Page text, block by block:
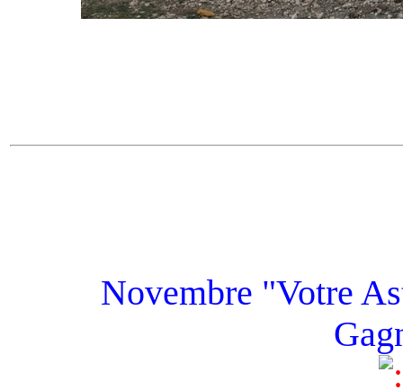
Novembre "Votre